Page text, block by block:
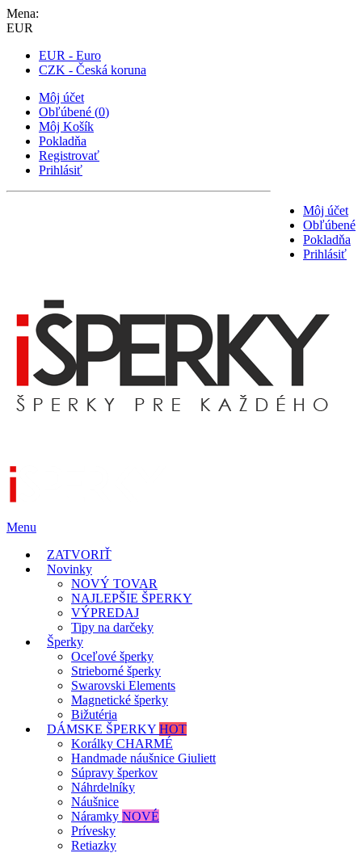
Mena:
EUR
EUR - Euro
CZK - Česká koruna
Môj účet
Obľúbené (0)
Môj Košík
Pokladňa
Registrovať
Prihlásiť
Môj účet
Obľúbené
Pokladňa
Prihlásiť
Menu
ZATVORIŤ
Novinky
NOVÝ TOVAR
NAJLEPŠIE ŠPERKY
VÝPREDAJ
Tipy na darčeky
Šperky
Oceľové šperky
Strieborné šperky
Swarovski Elements
Magnetické šperky
Bižutéria
DÁMSKE ŠPERKY HOT
Korálky CHARMÉ
Handmade náušnice Giuliett
Súpravy šperkov
Náhrdelníky
Náušnice
Náramky NOVÉ
Prívesky
Retiazky